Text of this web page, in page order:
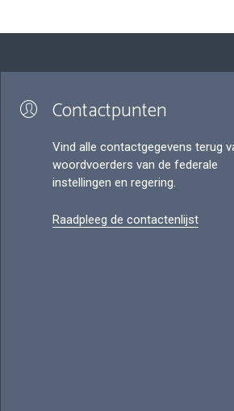
Contactpunten
Vind alle contactgegevens terug
woordvoerders van de federale
instellingen en regering.
Raadpleeg de contactenlijst